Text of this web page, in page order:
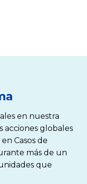
en nuestra
acciones globales
Casos de
más de un
que